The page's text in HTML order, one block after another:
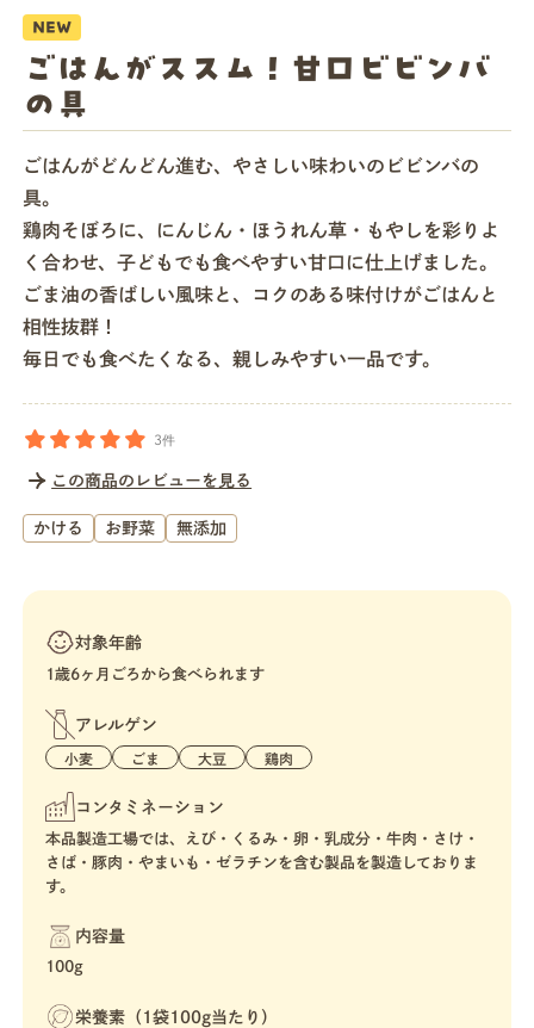
モグモマガジン
今すぐお得に始める
NEW
ごはんがススム！甘口ビビンバ
の具
ごはんがどんどん進む、やさしい味わいのビビンバの
具。
鶏肉そぼろに、にんじん・ほうれん草・もやしを彩りよ
く合わせ、子どもでも食べやすい甘口に仕上げました。
ごま油の香ばしい風味と、コクのある味付けがごはんと
相性抜群！
毎日でも食べたくなる、親しみやすい一品です。
3件
この商品のレビューを見る
かける お野菜 無添加
対象年齢
1歳6ヶ月ごろから食べられます
アレルゲン
小麦 ごま 大豆 鶏肉
コンタミネーション
本品製造工場では、えび・くるみ・卵・乳成分・牛肉・さけ・
さば・豚肉・やまいも・ゼラチンを含む製品を製造しておりま
す。
内容量
100g
栄養素（1袋100g当たり）